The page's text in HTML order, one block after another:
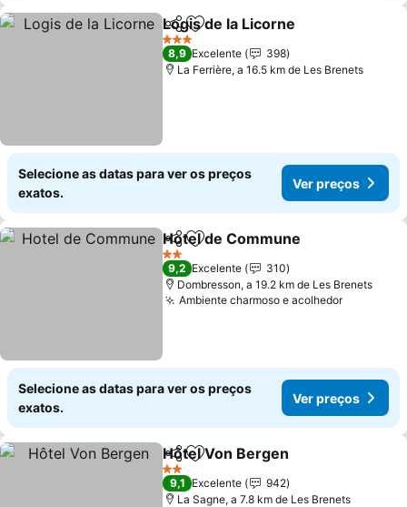
PartilharAdicionar aos favoritos
Logis de la Licorne
3 Estrelas
8,9 Excelente
398
La Ferrière, a 16.5 km de Les Brenets
Selecione as datas para ver os preços
exatos.
Ver preços
PartilharAdicionar aos favoritos
Hotel de Commune
2 Estrelas
9,2 Excelente
310
Dombresson, a 19.2 km de Les Brenets
Ambiente charmoso e acolhedorVer
Selecione as datas para ver os preços
exatos.
Ver preços
PartilharAdicionar aos favoritos
Hôtel Von Bergen
2 Estrelas
9,1 Excelente
942
La Sagne, a 7.8 km de Les Brenets